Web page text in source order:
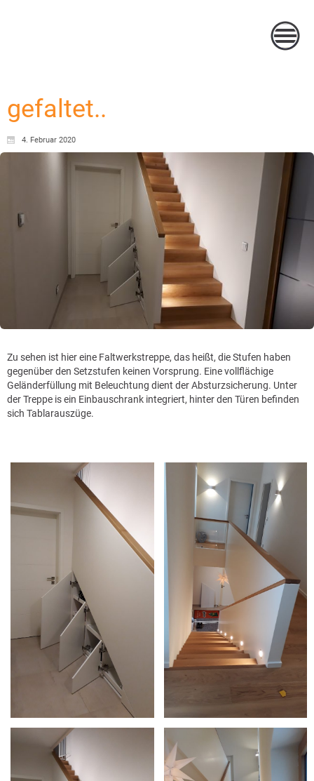
gefaltet..
4. Februar 2020
Zu sehen ist hier eine Faltwerkstreppe, das heißt, die Stufen haben
gegenüber den Setzstufen keinen Vorsprung. Eine vollflächige
Geländerfüllung mit Beleuchtung dient der Absturzsicherung. Unter
der Treppe is ein Einbauschrank integriert, hinter den Türen befinden
sich Tablarauszüge.